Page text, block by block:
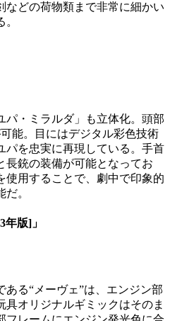
などの荷物類まで非常に細かい
パ・ミラルダ」も立体化。頭部
能。目にはデジタル彩色技術
パを忠実に再現している。手首
長銃の装備が可能となってお
使用することで、劇中で印象的
。
版]」
る“メーヴェ”は、エンジン部
オリジナルギミックはそのま